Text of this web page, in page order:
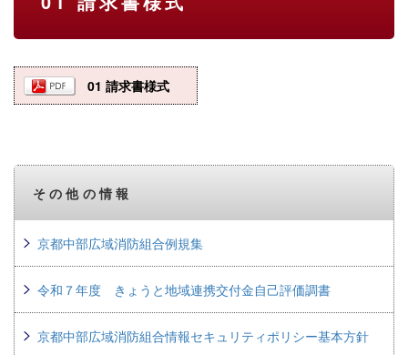
01 請求書様式
その他の情報
京都中部広域消防組合例規集
令和７年度 きょうと地域連携交付金自己評価調書
京都中部広域消防組合情報セキュリティポリシー基本方針